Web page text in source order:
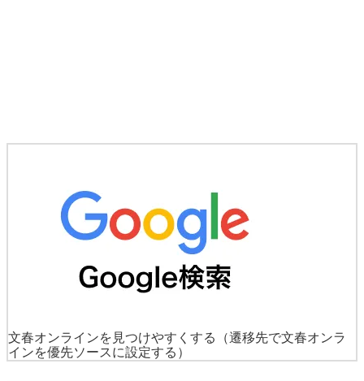
文春オンラインを見つけやすくする
（遷移先で文春オンラ
インを優先ソースに設定する）